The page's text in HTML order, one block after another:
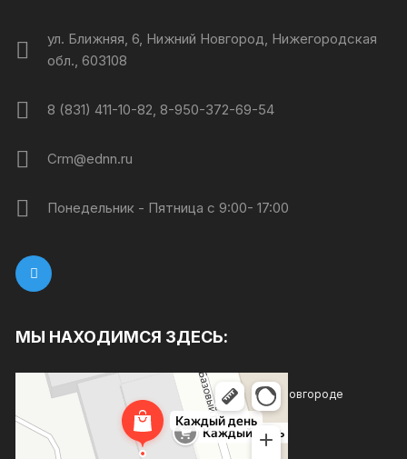
ул. Ближняя, 6, Нижний Новгород, Нижегородская
обл., 603108
8 (831) 411-10-82, 8-950-372-69-54
Crm@ednn.ru
Понедельник - Пятница с 9:00- 17:00
МЫ НАХОДИМСЯ ЗДЕСЬ:
Каждый день
Магазин хозтоваров и бытовой химии в Нижнем Новгороде
Товары для дома в Нижнем Новгороде